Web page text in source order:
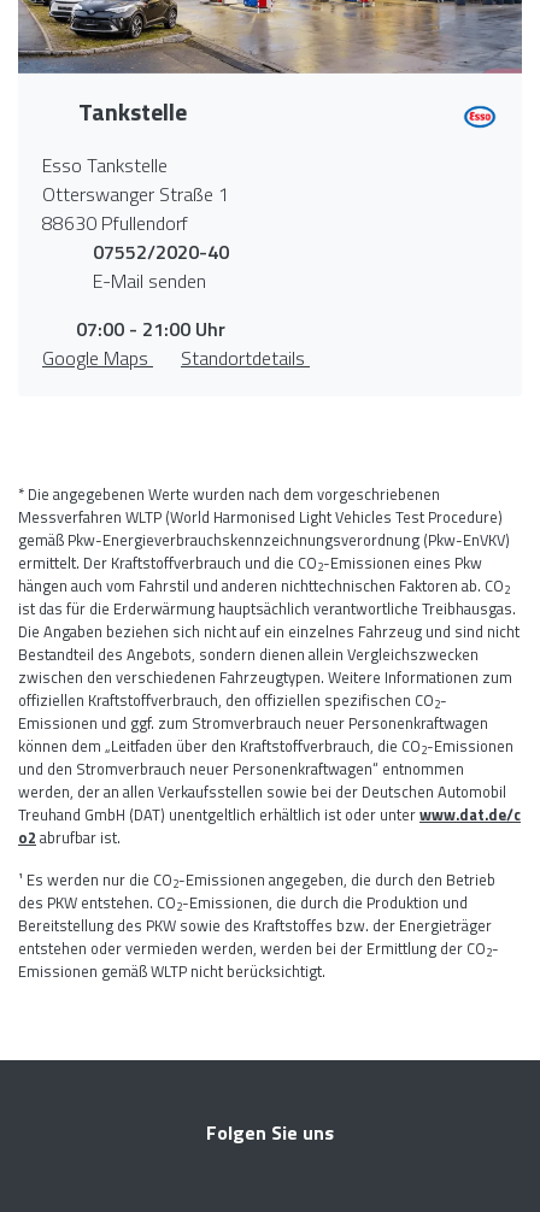
Tankstelle
Esso Tankstelle
Otterswanger Straße 1
88630 Pfullendorf
07552/2020-40
E-Mail senden
07:00 - 21:00 Uhr
Google Maps
Standortdetails
* Die angegebenen Werte wurden nach dem vorgeschriebenen
Messverfahren WLTP (World Harmonised Light Vehicles Test Procedure)
gemäß Pkw-Energieverbrauchskennzeichnungsverordnung (Pkw-EnVKV)
ermittelt. Der Kraftstoffverbrauch und die CO2-Emissionen eines Pkw
hängen auch vom Fahrstil und anderen nichttechnischen Faktoren ab. CO2
ist das für die Erderwärmung hauptsächlich verantwortliche Treibhausgas.
Die Angaben beziehen sich nicht auf ein einzelnes Fahrzeug und sind nicht
Bestandteil des Angebots, sondern dienen allein Vergleichszwecken
zwischen den verschiedenen Fahrzeugtypen. Weitere Informationen zum
offiziellen Kraftstoffverbrauch, den offiziellen spezifischen CO2-
Emissionen und ggf. zum Stromverbrauch neuer Personenkraftwagen
können dem „Leitfaden über den Kraftstoffverbrauch, die CO2-Emissionen
und den Stromverbrauch neuer Personenkraftwagen“ entnommen
werden, der an allen Verkaufsstellen sowie bei der Deutschen Automobil
Treuhand GmbH (DAT) unentgeltlich erhältlich ist oder unterwww.dat.de/c
o2 abrufbar ist.
¹ Es werden nur die CO2-Emissionen angegeben, die durch den Betrieb
des PKW entstehen. CO2-Emissionen, die durch die Produktion und
Bereitstellung des PKW sowie des Kraftstoffes bzw. der Energieträger
entstehen oder vermieden werden, werden bei der Ermittlung der CO2-
Emissionen gemäß WLTP nicht berücksichtigt.
Folgen Sie uns